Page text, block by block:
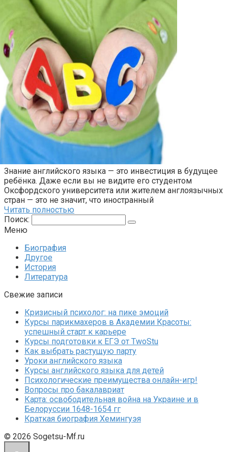
Знание английского языка — это инвестиция в будущее
ребёнка. Даже если вы не видите его студентом
Оксфордского университета или жителем англоязычных
стран — это не значит, что иностранный
Читать полностью
Поиск:
Меню
Биография
Другое
История
Литература
Свежие записи
Кризисный психолог: на пике эмоций
Курсы парикмахеров в Академии Красоты:
успешный старт к карьере
Курсы подготовки к ЕГЭ от TwoStu
Как выбрать растущую парту
Уроки английского языка
Курсы английского языка для детей
Психологические преимущества онлайн-игр!
Вопросы про бакалавриат
Карта: освободительная война на Украине и в
Белоруссии 1648-1654 гг
Краткая биография Хемингуэя
© 2026 Sogetsu-Mf.ru